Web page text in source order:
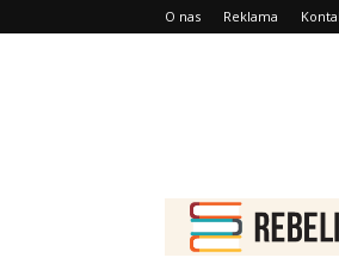
O nas Reklama